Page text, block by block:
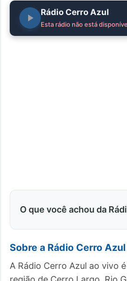
Rádio Cerro Azul
Esta rádio não está
O que você achou da
Sobre a Rádio Cerro Azul
A Rádio Cerro Azul ao vivo